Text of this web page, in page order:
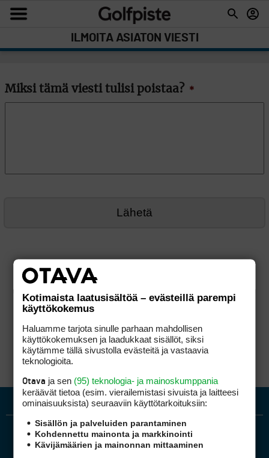
ILMOITA ASIATON VIESTI
Miksi tämä viesti tulisi poistaa? *
Kotimaista laatusisältöä – evästeillä parempi
käyttökokemus
Haluamme tarjota sinulle parhaan mahdollisen
käyttökokemuksen ja laadukkaat sisällöt, siksi
käytämme tällä sivustolla evästeitä ja vastaavia
teknologioita.
Otava ja sen (95) teknologia- ja mainoskumppania
keräävät tietoa (esim. vierailemis­tasi sivuista ja laitteesi
ominaisuuk­sista) seuraaviin käyttötarkoituksiin:
Sisällön ja palveluiden parantaminen
Kohdennettu mainonta ja markkinointi
Kävijämäärien ja mainonnan mittaaminen